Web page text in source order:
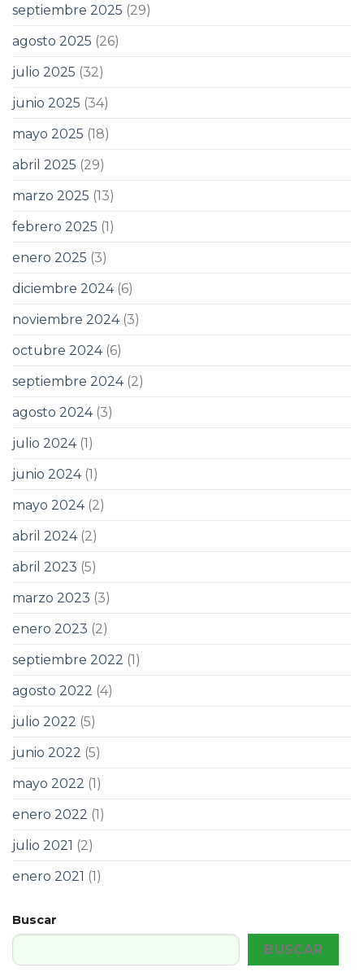
septiembre 2025 (29)
agosto 2025 (26)
julio 2025 (32)
junio 2025 (34)
mayo 2025 (18)
abril 2025 (29)
marzo 2025 (13)
febrero 2025 (1)
enero 2025 (3)
diciembre 2024(6)
noviembre 2024(3)
octubre 2024(6)
septiembre 2024(2)
agosto 2024(3)
julio 2024(1)
junio 2024(1)
mayo 2024(2)
abril 2024(2)
abril 2023 (5)
marzo 2023 (3)
enero 2023 (2)
septiembre 2022 (1)
agosto 2022 (4)
julio 2022 (5)
junio 2022 (5)
mayo 2022 (1)
enero 2022 (1)
julio 2021 (2)
enero 2021 (1)
Buscar
BUSCAR